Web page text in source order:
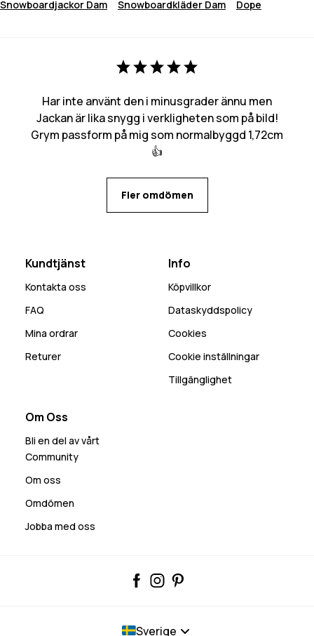
Snowboardjackor Dam Snowboardkläder Dam Dope
Har inte använt den i minusgrader ännu men
Jackan är lika snygg i verkligheten som på bild!
Grym passform på mig som normalbyggd 1,72cm
👍
Fler omdömen
Kundtjänst
Kontakta oss
FAQ
Mina ordrar
Returer
Info
Köpvillkor
Dataskyddspolicy
Cookies
Cookie inställningar
Tillgänglighet
Om Oss
Bli en del av vårt
Community
Om oss
Omdömen
Jobba med oss
Sverige